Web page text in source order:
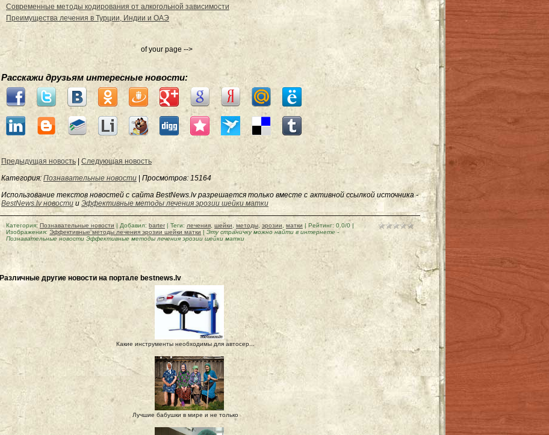
Современные методы кодирования от алкогольной зависимости
Преимущества лечения в Турции, Индии и ОАЭ
of your page -->
Расскажи друзьям интересные новости:
Предыдущая новость
Следующая новость
Категория: Познавательные новости Просмотров: 15164
Использование текстов новостей с сайта BestNews.lv разрешается только вместе с активной ссылкой источника -
BestNews.lv новостии Эффективные методы лечения эрозии шейки матки
Категория: Познавательные новости | Добавил: barter| Теги: лечения шейки методы эрозии матки | Рейтинг: 0.0/0 |
Изображения: Эффективные методы лечения эрозии шейки матки | Эту страничку можно найти в интернете -
Познавательные новости Эффективные методы лечения эрозии шейки матки
Различные другие новости на портале bestnews.lv
Какие инструменты необходимы для автосер...
Лучшие бабушки в мире и не только